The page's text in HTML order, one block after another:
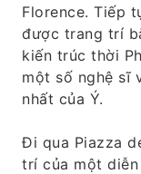
Florence. Tiếp
được trang trí
kiến ​​trúc thời
một số nghệ sĩ
nhất của Ý.
Đi qua Piazza
trí của một diễn